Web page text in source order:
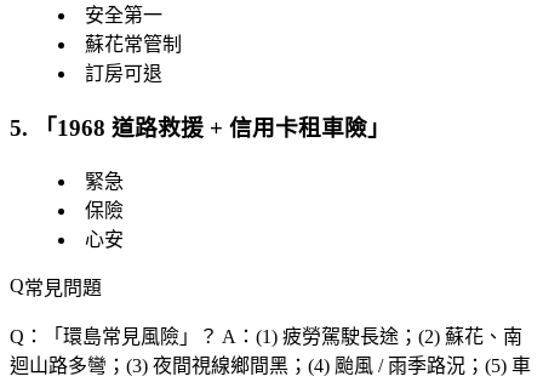
安全第一
蘇花常管制
訂房可退
5. 「 1968 道路救援 + 信用卡租車險 」
緊急
保險
心安
常見問題
Q：「 環島常見風險 」？ A：(1) 疲勞駕駛長途；(2) 蘇花、南
迴山路多彎；(3) 夜間視線鄉間黑；(4) 颱風 / 雨季路況；(5) 車